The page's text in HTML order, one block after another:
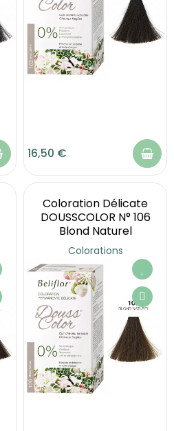
16,50 €
Coloration Délicate
DOUSSCOLOR N° 106
Blond Naturel
Colorations